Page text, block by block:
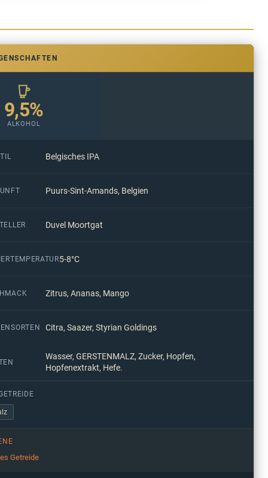
9,5%
ALKOHOL
Belgisches IPA
Puurs-Sint-Amands, Belgien
Duvel Moortgat
5-8°C
Zitrus, Ananas, Mango
Citra, Saazer, Styrian Goldings
Wasser, GERSTENMALZ, Zucker, Hopfen,
Hopfenextrakt, Hefe.
Getreide